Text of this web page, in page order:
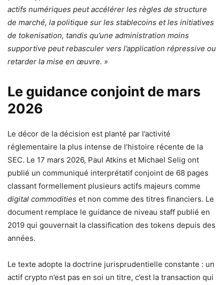
actifs numériques peut accélérer les règles de structure
de marché, la politique sur les stablecoins et les initiatives
de tokenisation, tandis qu’une administration moins
supportive peut rebasculer vers l’application répressive ou
retarder la mise en œuvre. »
Le guidance conjoint de mars
2026
Le décor de la décision est planté par l’activité
réglementaire la plus intense de l’histoire récente de la
SEC. Le 17 mars 2026, Paul Atkins et Michael Selig ont
publié un communiqué interprétatif conjoint de 68 pages
classant formellement plusieurs actifs majeurs comme
digital commodities et non comme des titres financiers. Le
document remplace le guidance de niveau staff publié en
2019 qui gouvernait la classification des tokens depuis des
années.
Le texte adopte la doctrine jurisprudentielle constante : un
actif crypto n’est pas en soi un titre, c’est la transaction qui